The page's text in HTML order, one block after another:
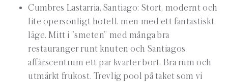
Cumbres Lastarria, Santiago: Stort, modernt och
lite opersonligt hotell, men med ett fantastiskt
läge. Mitt i ”smeten” med många bra
restauranger runt knuten och Santiagos
affärscentrum ett par kvarter bort. Bra rum och
utmärkt frukost. Trevlig pool på taket som vi